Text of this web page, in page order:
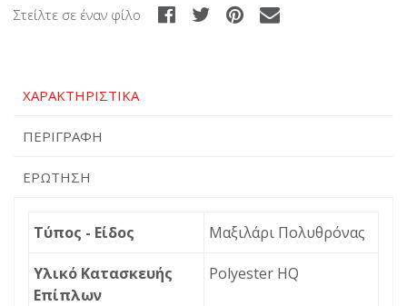
Στείλτε σε έναν φίλο
ΧΑΡΑΚΤΗΡΙΣΤΙΚΆ
ΠΕΡΙΓΡΑΦΉ
ΕΡΏΤΗΣΗ
Τύπος - Είδος Μαξιλάρι Πολυθρόνας
Υλικό Κατασκευής
Επίπλων
Polyester HQ